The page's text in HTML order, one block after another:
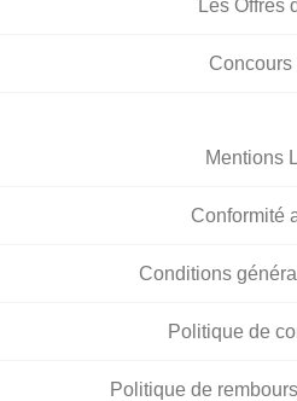
Les Offres
Mentions
Conformité
Conditions
Politique de
Politique de